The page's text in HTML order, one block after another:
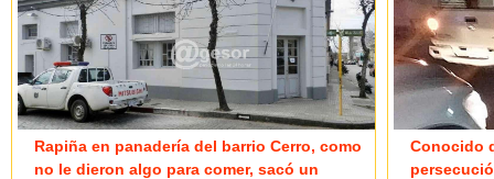
Rapiña en panadería del barrio Cerro, como
no le dieron algo para comer, sacó un
Conocido